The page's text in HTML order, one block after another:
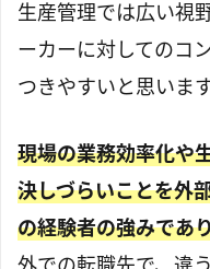
生産管理では広い視
ーカーに対してのコ
つきやすいと思います
現場の業務効率化や
決しづらいことを外
の経験者の強みであ